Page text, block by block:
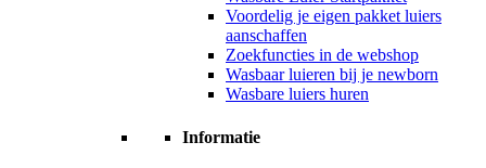
Voordelig je eigen pakket luiers
aanschaffen
Zoekfuncties in de webshop
Wasbaar luieren bij je newborn
Wasbare luiers huren
Informatie